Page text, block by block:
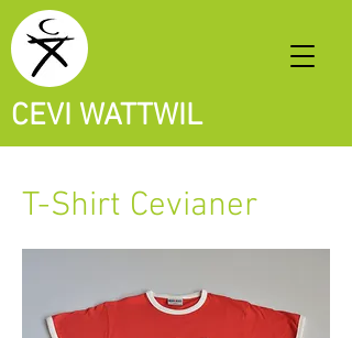
CEVI WATTWIL
T-Shirt Cevianer